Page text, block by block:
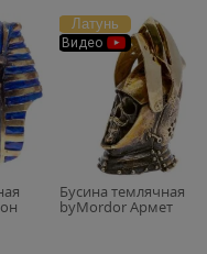
Латунь
Видео
Бусина темлячная
byMordor Армет